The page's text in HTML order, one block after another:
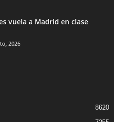
vuela a Madrid en clase
2026
8620